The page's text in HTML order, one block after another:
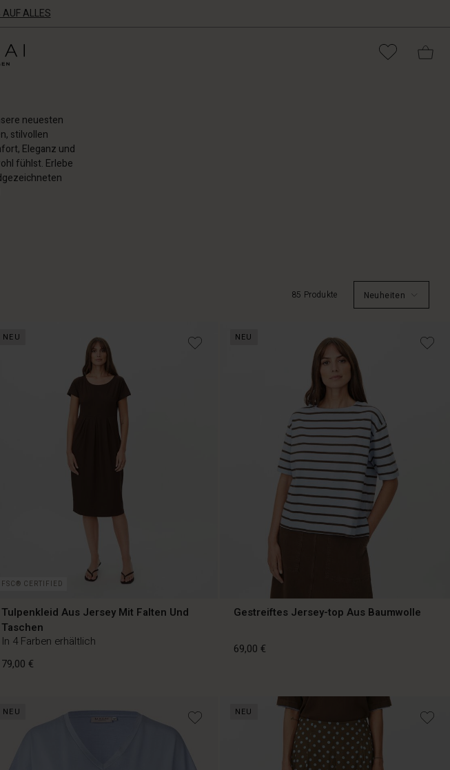
ALLES
Masai
Clothing
neuesten
stilvollen
Eleganz und
fühlst. Erlebe
85 Produkte Neuheiten
NEU
FSC® CERTIFIED
Tulpenkleid Aus Jersey Mit Falten Und
Taschen
In 4 Farben erhältlich
79,00 €
NEU
Gestreiftes Jersey-top Aus Baumwolle
69,00 €
NEU NEU